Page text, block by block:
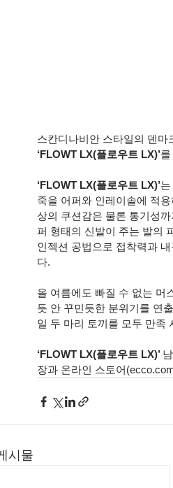
스칸디나비안 스타일의 덴
‘FLOWT LX(플로우트 LX)’
‘FLOWT LX(플로우트 LX)’
죽을 어퍼와 인레이솔에 적
상의 쿠션감은 물론 통기성
퍼 형태의 신발이 주는 발의
인젝션 공법으로 접착력과
다.
올 여름에도 빠질 수 없는 머
듯 안 꾸민듯한 분위기를 연
일 두 마리 토끼를 모두 만족
‘FLOWT LX(플로우트 LX)’
장과 온라인 스토어
시물